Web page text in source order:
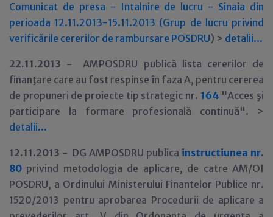
Comunicat de presa - Intalnire de lucru - Sinaia din
perioada 12.11.2013-15.11.2013 (Grup de lucru privind
verificările cererilor de rambursare POSDRU) > detalii...
22.11.2013 -AMPOSDRU publică lista cererilor de
finanţare care au fost respinse în faza A, pentru cererea
de propuneri de proiecte tip strategic nr. 164 "Acces şi
participare la formare profesională continuă". >
detalii...
12.11.2013 - DG AMPOSDRU publica instructiunea nr.
80 privind metodologia de aplicare, de catre AM/OI
POSDRU, a Ordinului Ministerului Finantelor Publice nr.
1520/2013 pentru aprobarea Procedurii de aplicare a